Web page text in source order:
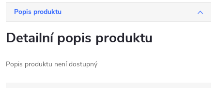
Popis produktu
Detailní popis produktu
Popis produktu není dostupný